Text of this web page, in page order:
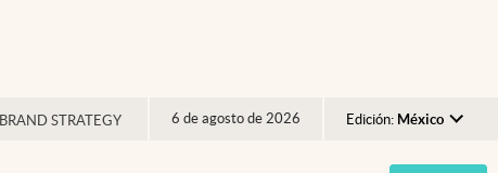
BRAND STRATEGY 6 de agosto de 2026 Edición: México
Argentina